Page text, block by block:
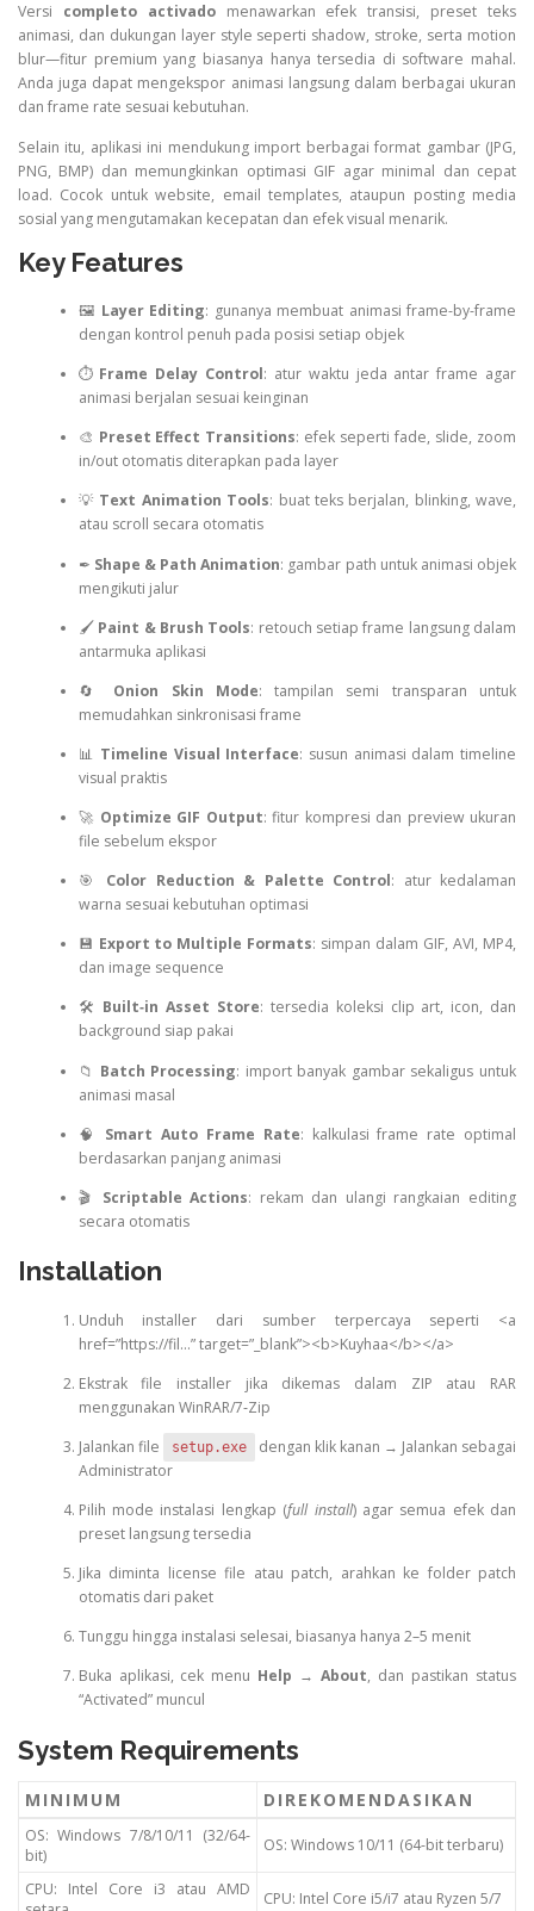
Versi completo activadomenawarkan efek transisi, preset teks
animasi, dan dukungan layer style seperti shadow, stroke, serta motion
blur—fitur premium yang biasanya hanya tersedia di software mahal.
Anda juga dapat mengekspor animasi langsung dalam berbagai ukuran
dan frame rate sesuai kebutuhan.
Selain itu, aplikasi ini mendukung import berbagai format gambar (JPG,
PNG, BMP) dan memungkinkan optimasi GIF agar minimal dan cepat
load. Cocok untuk website, email templates, ataupun posting media
sosial yang mengutamakan kecepatan dan efek visual menarik.
Key Features
🖼 Layer Editing: gunanya membuat animasi frame-by-frame
dengan kontrol penuh pada posisi setiap objek
⏱ Frame Delay Control: atur waktu jeda antar frame agar
animasi berjalan sesuai keinginan
🎨 Preset Effect Transitions: efek seperti fade, slide, zoom
in/out otomatis diterapkan pada layer
💡 Text Animation Tools: buat teks berjalan, blinking, wave,
atau scroll secara otomatis
✒ Shape & Path Animation: gambar path untuk animasi objek
mengikuti jalur
🖌 Paint & Brush Tools: retouch setiap frame langsung dalam
antarmuka aplikasi
🔄 Onion Skin Mode: tampilan semi transparan untuk
memudahkan sinkronisasi frame
📊 Timeline Visual Interface: susun animasi dalam timeline
visual praktis
🚀 Optimize GIF Output: fitur kompresi dan preview ukuran
file sebelum ekspor
🎯 Color Reduction & Palette Control: atur kedalaman
warna sesuai kebutuhan optimasi
💾 Export to Multiple Formats: simpan dalam GIF, AVI, MP4,
dan image sequence
🛠 Built‑in Asset Store: tersedia koleksi clip art, icon, dan
background siap pakai
📁 Batch Processing: import banyak gambar sekaligus untuk
animasi masal
🧠 Smart Auto Frame Rate: kalkulasi frame rate optimal
berdasarkan panjang animasi
🎬 Scriptable Actions: rekam dan ulangi rangkaian editing
secara otomatis
Installation
Unduh installer dari sumber terpercaya seperti <a
href=”https://fil…” target=”_blank”><b>Kuyhaa</b></a>
Ekstrak file installer jika dikemas dalam ZIP atau RAR
menggunakan WinRAR/7‑Zip
Jalankan file
setup.exe
dengan klik kanan → Jalankan sebagai
Administrator
Pilih mode instalasi lengkap (full install) agar semua efek dan
preset langsung tersedia
Jika diminta license file atau patch, arahkan ke folder patch
otomatis dari paket
Tunggu hingga instalasi selesai, biasanya hanya 2–5 menit
Buka aplikasi, cek menu Help → About, dan pastikan status
“Activated” muncul
System Requirements
MINIMUM DIREKOMENDASIKAN
OS: Windows 7/8/10/11 (32/64-
bit)
OS: Windows 10/11 (64-bit terbaru)
CPU: Intel Core i3 atau AMD
CPU: Intel Core i5/i7 atau Ryzen 5/7